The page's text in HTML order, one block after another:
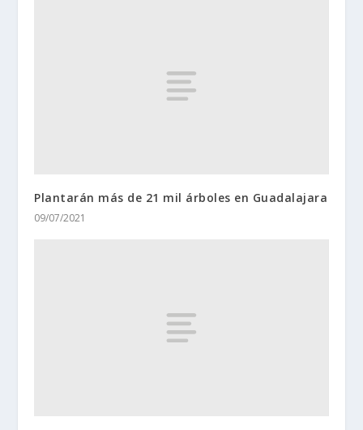
Plantarán más de 21 mil árboles en Guadalajara
09/07/2021